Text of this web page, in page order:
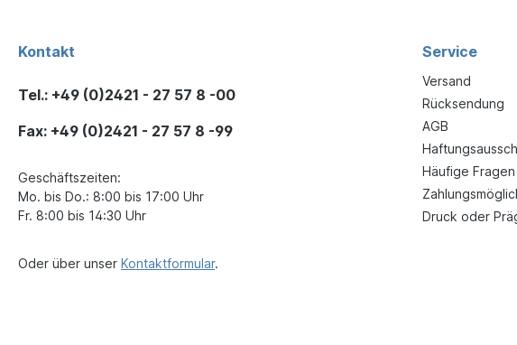
Kontakt
Tel.: +49 (0)2421 - 27 57 8 -00
Fax: +49 (0)2421 - 27 57 8 -99
Geschäftszeiten:
Mo. bis Do.: 8:00 bis 17:00 Uhr
Fr. 8:00 bis 14:30 Uhr
Oder über unser Kontaktformular.
Service
Versand
Rücksendung
AGB
Häufige Fragen
Druck oder